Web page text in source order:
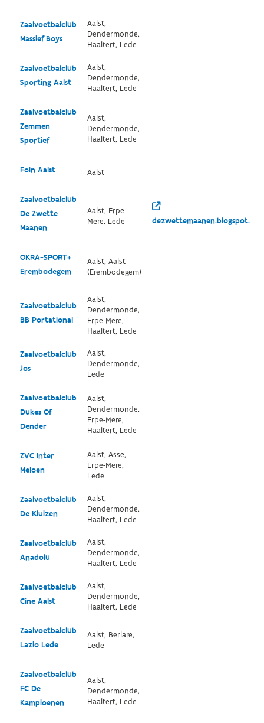
Zaalvoetbalclub
Massief Boys
Aalst,
Dendermonde,
Haaltert, Lede
Zaalvoetbalclub
Sporting Aalst
Aalst,
Dendermonde,
Haaltert, Lede
Zaalvoetbalclub
Zemmen
Sportief
Aalst,
Dendermonde,
Haaltert, Lede
Foin Aalst Aalst
Zaalvoetbalclub
De Zwette
Maanen
Aalst, Erpe-
Mere, Lede
OKRA-SPORT+
Erembodegem
Aalst, Aalst
(Erembodegem)
Zaalvoetbalclub
BB Portational
Aalst,
Dendermonde,
Erpe-Mere,
Haaltert, Lede
Zaalvoetbalclub
Jos
Aalst,
Dendermonde,
Lede
Zaalvoetbalclub
Dukes Of
Dender
Aalst,
Dendermonde,
Erpe-Mere,
Haaltert, Lede
ZVC Inter
Meloen
Aalst, Asse,
Erpe-Mere,
Lede
Zaalvoetbalclub
De Kluizen
Aalst,
Dendermonde,
Haaltert, Lede
Zaalvoetbalclub
Anadolu
Aalst,
Dendermonde,
Haaltert, Lede
Zaalvoetbalclub
Cine Aalst
Aalst,
Dendermonde,
Haaltert, Lede
Zaalvoetbalclub
Lazio Lede
Aalst, Berlare,
Lede
Zaalvoetbalclub
FC De
Kampioenen
Aalst,
Dendermonde,
Haaltert, Lede